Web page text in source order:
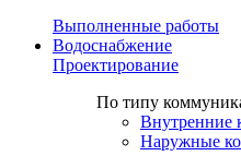
Выполненные работы
Водоснабжение
Проектирование
По типу
Внутренние
Наружные